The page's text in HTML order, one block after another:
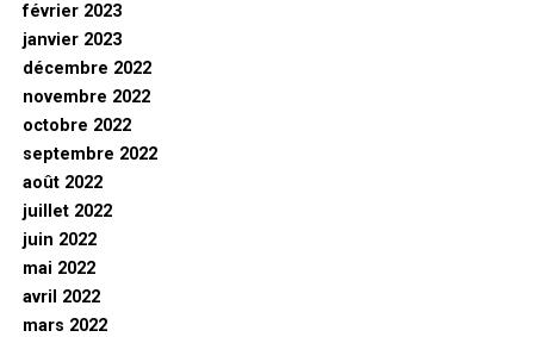
février 2023
janvier 2023
décembre 2022
novembre 2022
octobre 2022
septembre 2022
août 2022
juillet 2022
juin 2022
mai 2022
avril 2022
mars 2022